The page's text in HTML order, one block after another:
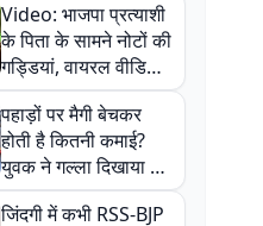
Video: भाजपा प्रत्याशी
के पिता के सामने नोटों की
गड्डियां, वायरल वीडियो
से राजनीति में उबाल,
अजित महतो बोले- TMC
की गंदी चाल
पहाड़ों पर मैगी बेचकर
होती है कितनी कमाई?
युवक ने गल्ला दिखाया तो
नौकरी वालों के खड़े हो गए
कान
जिंदगी में कभी RSS-BJP